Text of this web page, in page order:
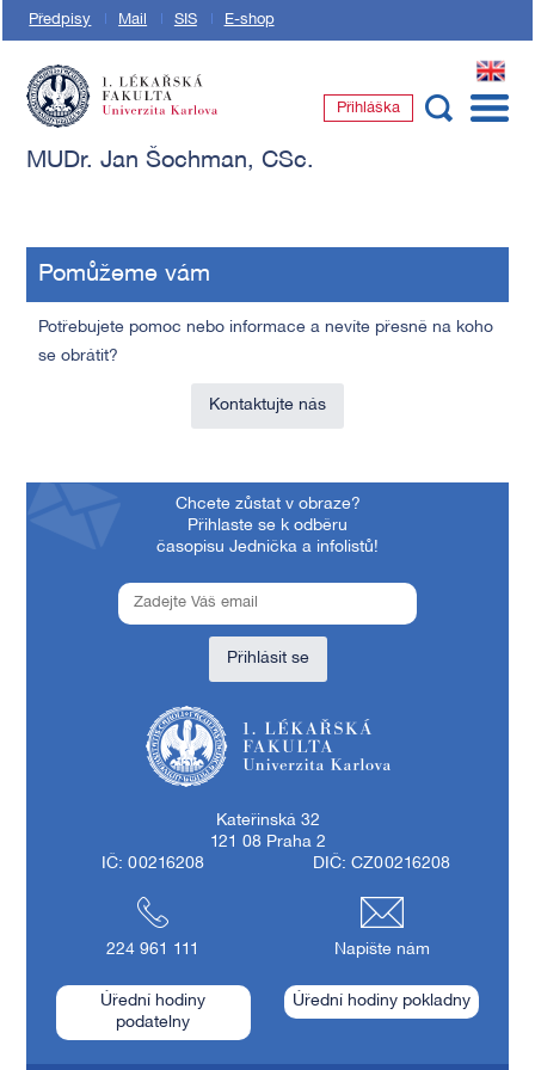
Předpisy Mail SIS E-shop
EN
Přihláška
MUDr. Jan Šochman, CSc.
Pomůžeme vám
Potřebujete pomoc nebo informace a nevíte přesně na koho
se obrátit?
Kontaktujte nás
Chcete zůstat v obraze?
Přihlaste se k odběru
časopisu Jednička a infolistů!
Přihlásit se
Kateřinská 32
121 08 Praha 2
IČ: 00216208
DIČ: CZ00216208
224 961 111 Napište nám
Úřední hodiny
podatelny
Úřední hodiny pokladny